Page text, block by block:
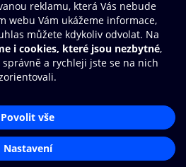
údajů
Aplikace O2 Knihovna
Čti a poslouchej své e-knihy a
rychleji a pohodlněji.